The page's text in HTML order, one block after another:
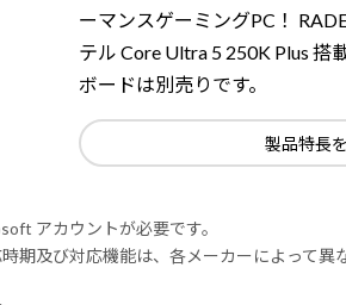
ーマンスゲーミングPC！
テル Core Ultra 5 250K Plus
ボードは別売りです。
製品特長
アカウントが必要です。
及び対応機能は、各メーカーによって異な